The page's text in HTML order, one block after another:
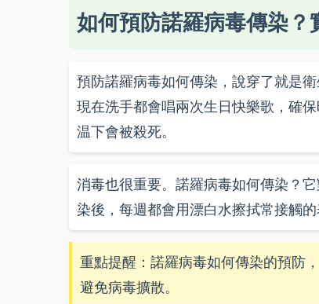
如何預防諾羅病毒傳染？
預防諾羅病毒如何傳染，說穿了就是
現在洗手都會唱兩次生日快樂歌，確
温下會被殺死。
消毒也很重要。諾羅病毒如何傳染？
染後，每週都會用漂白水擦拭常接觸的
重點提醒：諾羅病毒如何傳染的預防
避免病毒擴散。